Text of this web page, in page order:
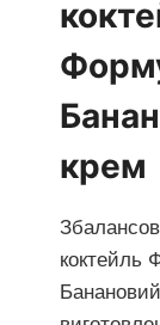
крем
коктейль